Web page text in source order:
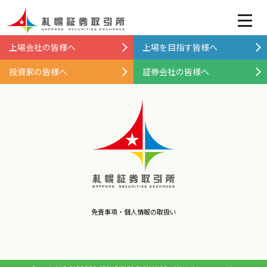
上場会社の皆様へ 上場を目指す皆様へ
投資家の皆様へ 証券会社の皆様へ
免責事項・個人情報の取扱い